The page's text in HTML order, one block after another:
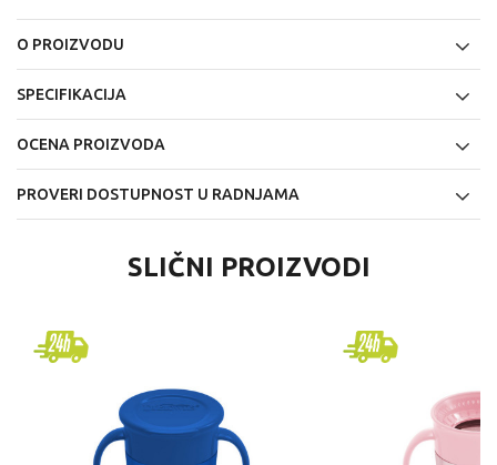
O PROIZVODU
SPECIFIKACIJA
OCENA PROIZVODA
PROVERI DOSTUPNOST U RADNJAMA
SLIČNI PROIZVODI